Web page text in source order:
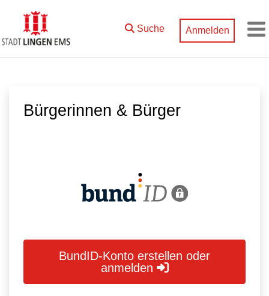
Zum Hauptinhalt springen
Suche Anmelden
Bürgerinnen & Bürger
BundID-Konto erstellen oder
anmelden